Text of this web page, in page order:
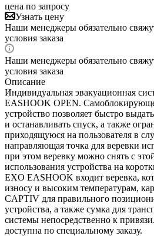
цена по запросу
Узнать цену
Наши менеджеры обязательно
условия заказа
Наши менеджеры обязательно
условия заказа
Описание
Индивидуальная эвакуационная
EASHOOK OPEN.
устройство позволяет быстро
и останавливать спуск, а также
приходящуюся на пользователя в
направляющая точка для веревки
при этом веревку можно снять с
использования устройства на
EXO EASHOOK входит веревка,
износу и высоким температурам,
CAPTIV для правильного
устройства, а также сумка для
системы непосредственно к
доступна по специальному заказу.